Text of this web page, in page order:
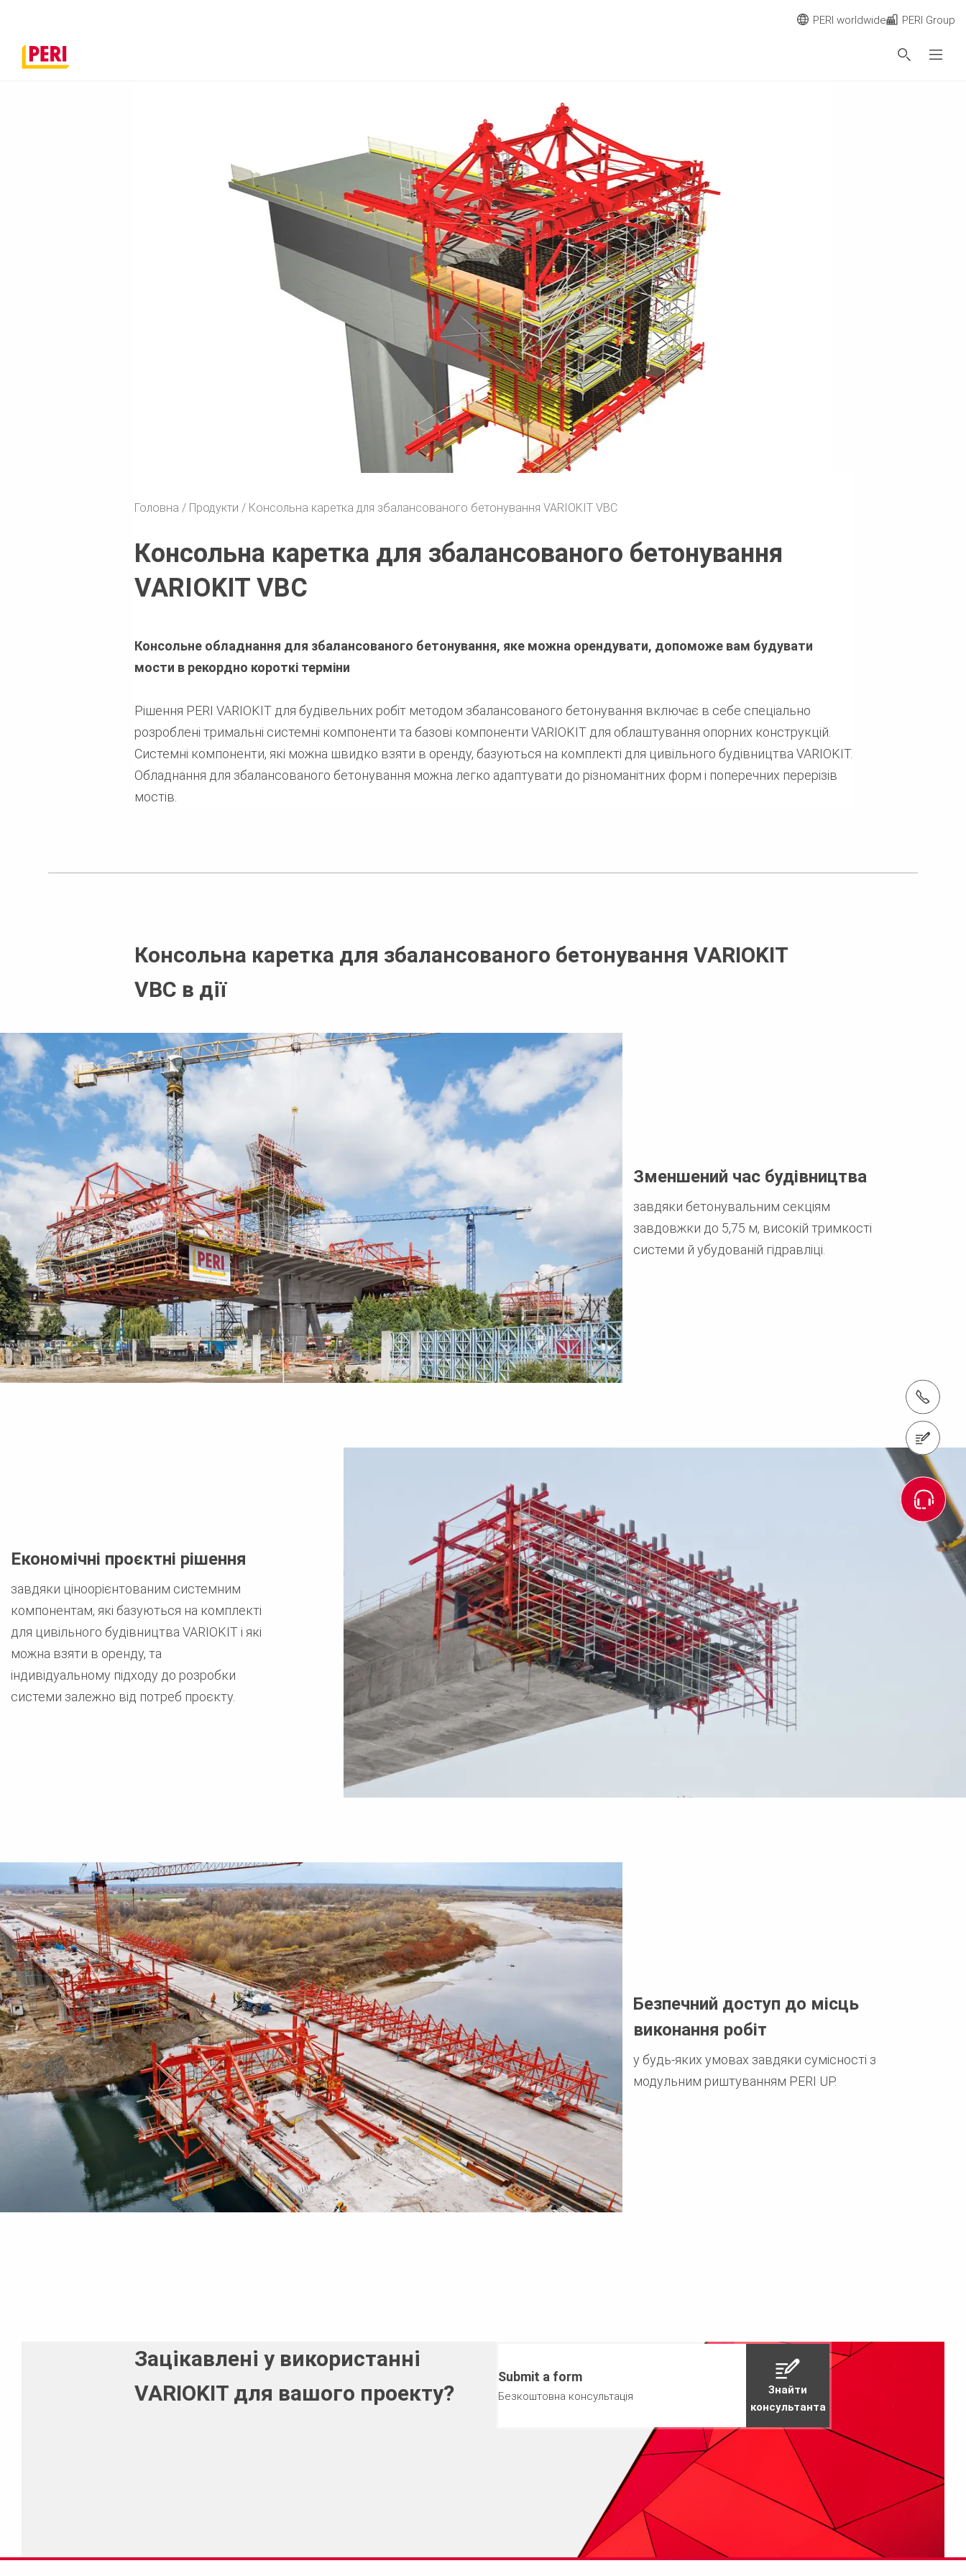
Головна Продукти Консольна каретка для збалансованого бетонування VARIOKIT VBC
Консольна каретка для збалансованого бетонування
VARIOKIT VBC
Консольне обладнання для збалансованого бетонування, яке можна орендувати, допоможе вам будувати
мости в рекордно короткі терміни
Рішення PERI VARIOKIT для будівельних робіт методом збалансованого бетонування включає в себе спеціально
розроблені тримальні системні компоненти та базові компоненти VARIOKIT для облаштування опорних конструкцій.
Системні компоненти, які можна швидко взяти в оренду, базуються на комплекті для цивільного будівництва VARIOKIT.
Обладнання для збалансованого бетонування можна легко адаптувати до різноманітних форм і поперечних перерізів
мостів.
Консольна каретка для збалансованого бетонування VARIOKIT
VBC в дії
Зменшений час будівництва
завдяки бетонувальним секціям
завдовжки до 5,75 м, високій тримкості
системи й убудованій гідравліці.
Економічні проєктні рішення
завдяки ціноорієнтованим системним
компонентам, які базуються на комплекті
для цивільного будівництва VARIOKIT і які
можна взяти в оренду, та
індивідуальному підходу до розробки
системи залежно від потреб проєкту.
Безпечний доступ до місць
виконання робіт
у будь-яких умовах завдяки сумісності з
модульним риштуванням PERI UP.
Зацікавлені у використанні
VARIOKIT для вашого проекту?
Submit a form
Безкоштовна консультація
Знайти
консультанта
PERI worldwide PERI Group